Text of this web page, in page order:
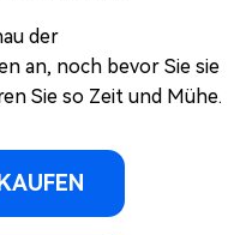
der
an, noch bevor Sie sie
Sie so Zeit und Mühe.